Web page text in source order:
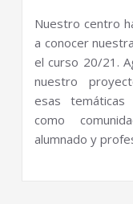
Nuestro centro
a conocer
el curso 20/21.
nuestro
esas
como
alumnado y